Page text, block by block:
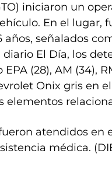
iniciaron un
En el lugar,
años, señalados
diario El Día, los
(28), AM (34),
Onix gris en
elementos
atendidos en
médica.